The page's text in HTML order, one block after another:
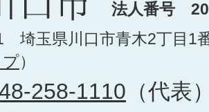
法人番号
埼玉県川口市青木2丁目1
）
258-1110 （代表